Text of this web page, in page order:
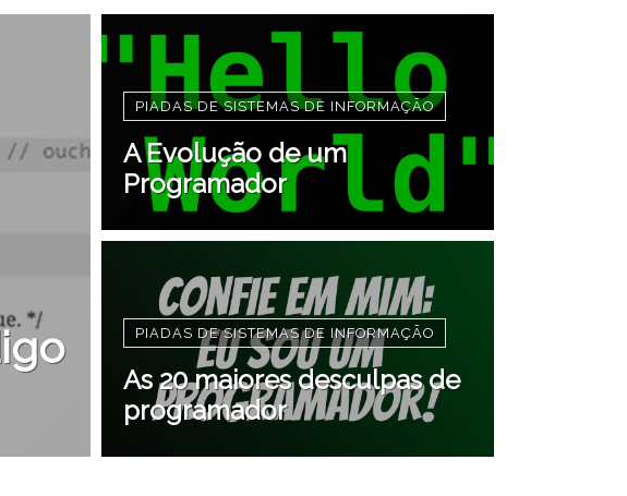
PIADAS DE SISTEMAS DE INFORMAÇÃO
A Evolução de um
Programador
PIADAS DE SISTEMAS DE INFORMAÇÃO
As 20 maiores desculpas de
programador